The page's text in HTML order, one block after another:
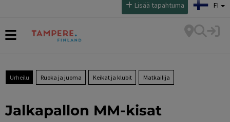
Lisää tapahtuma FI
Urheilu Ruoka ja juoma Keikat ja klubit Matkailija
Jalkapallon MM-kisat